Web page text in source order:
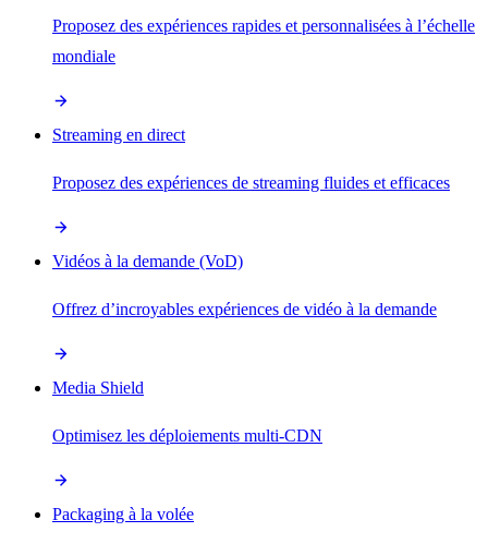
Proposez des expériences rapides et personnalisées à l’échelle
mondiale
Streaming en direct
Proposez des expériences de streaming fluides et efficaces
Vidéos à la demande (VoD)
Offrez d’incroyables expériences de vidéo à la demande
Media Shield
Optimisez les déploiements multi-CDN
Packaging à la volée